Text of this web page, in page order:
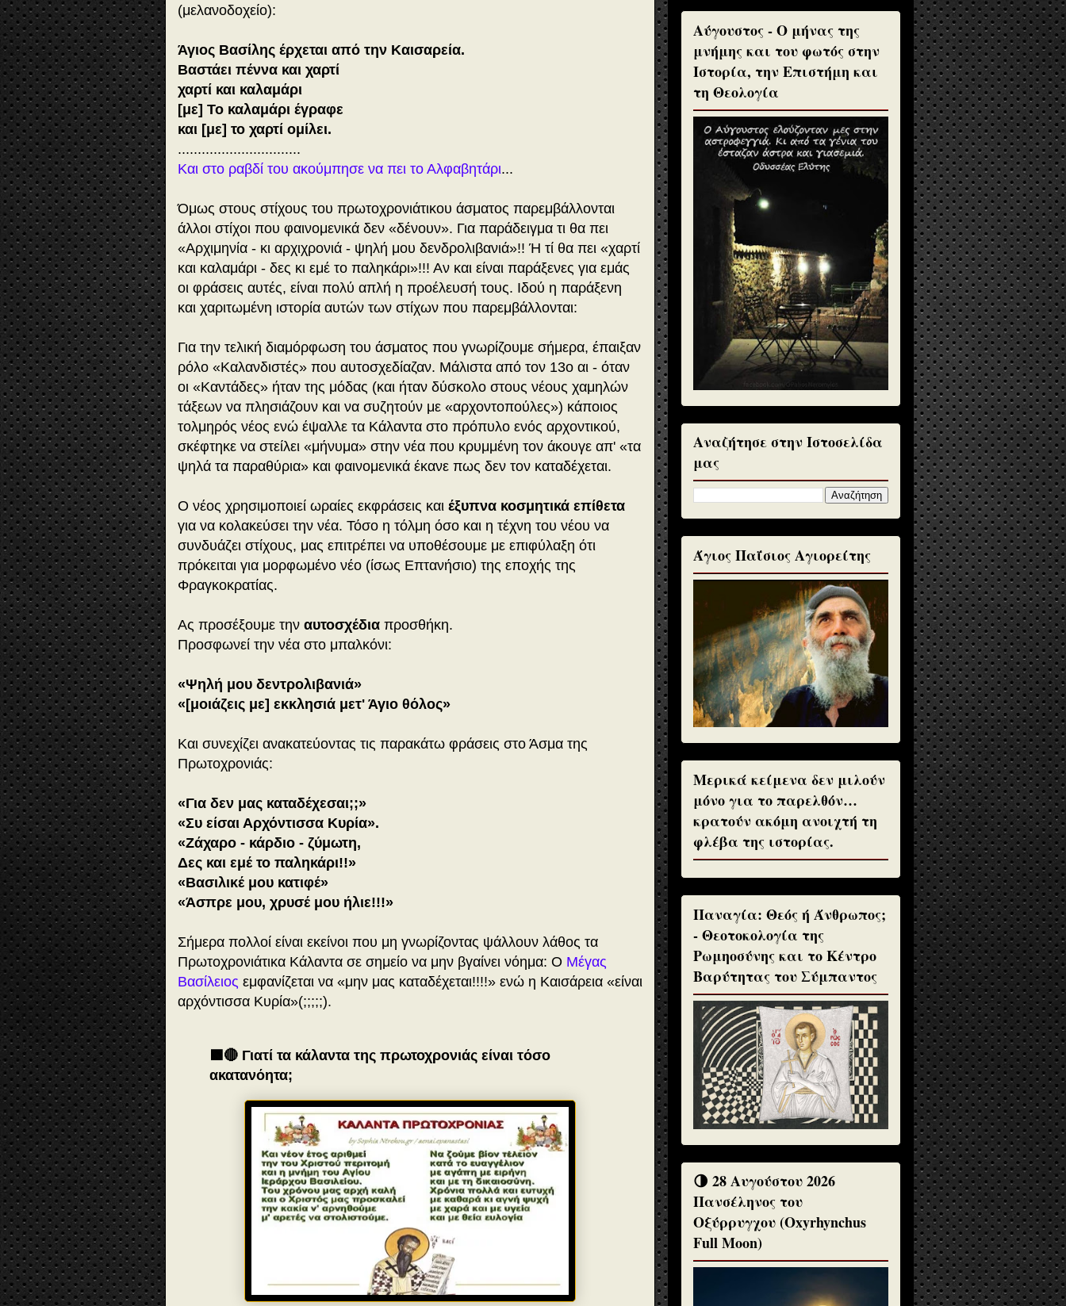
(μελανοδοχείο):
Άγιος Βασίλης έρχεται από την Καισαρεία.
Βαστάει πέννα και χαρτί
χαρτί και καλαμάρι
[με] Το καλαμάρι έγραφε
και [με] το χαρτί ομίλει.
...............................
Και στο ραβδί του ακούμπησε να πει το Αλφαβητάρι...
Όμως στους στίχους του πρωτοχρονιάτικου άσματος παρεμβάλλονται
άλλοι στίχοι που φαινομενικά δεν «δένουν». Για παράδειγμα τι θα πει
«Αρχιμηνία - κι αρχιχρονιά - ψηλή μου δενδρολιβανιά»!! Ή τί θα πει «χαρτί
και καλαμάρι - δες κι εμέ το παληκάρι»!!! Αν και είναι παράξενες για εμάς
οι φράσεις αυτές, είναι πολύ απλή η προέλευσή τους. Ιδού η παράξενη
και χαριτωμένη ιστορία αυτών των στίχων που παρεμβάλλονται:
Για την τελική διαμόρφωση του άσματος που γνωρίζουμε σήμερα, έπαιξαν
ρόλο «Καλανδιστές» που αυτοσχεδίαζαν. Μάλιστα από τον 13ο αι - όταν
οι «Καντάδες» ήταν της μόδας (και ήταν δύσκολο στους νέους χαμηλών
τάξεων να πλησιάζουν και να συζητούν με «αρχοντοπούλες») κάποιος
τολμηρός νέος ενώ έψαλλε τα Κάλαντα στο πρόπυλο ενός αρχοντικού,
σκέφτηκε να στείλει «μήνυμα» στην νέα που κρυμμένη τον άκουγε απ' «τα
ψηλά τα παραθύρια» και φαινομενικά έκανε πως δεν τον καταδέχεται.
Ο νέος χρησιμοποιεί ωραίες εκφράσεις και έξυπνα κοσμητικά επίθετα
για να κολακεύσει την νέα. Τόσο η τόλμη όσο και η τέχνη του νέου να
συνδυάζει στίχους, μας επιτρέπει να υποθέσουμε με επιφύλαξη ότι
πρόκειται για μορφωμένο νέο (ίσως Επτανήσιο) της εποχής της
Φραγκοκρατίας.
Ας προσέξουμε την αυτοσχέδια προσθήκη.
Προσφωνεί την νέα στο μπαλκόνι:
«Ψηλή μου δεντρολιβανιά»
«[μοιάζεις με] εκκλησιά μετ' Άγιο θόλος»
Και συνεχίζει ανακατεύοντας τις παρακάτω φράσεις στο Άσμα της
Πρωτοχρονιάς:
«Για δεν μας καταδέχεσαι;;»
«Συ είσαι Αρχόντισσα Κυρία».
«Ζάχαρο - κάρδιο - ζύμωτη,
Δες και εμέ το παληκάρι!!»
«Βασιλικέ μου κατιφέ»
«Άσπρε μου, χρυσέ μου ήλιε!!!»
Σήμερα πολλοί είναι εκείνοι που μη γνωρίζοντας ψάλλουν λάθος τα
Πρωτοχρονιάτικα Κάλαντα σε σημείο να μην βγαίνει νόημα: Ο Μέγας
Βασίλειος εμφανίζεται να «μην μας καταδέχεται!!!!» ενώ η Καισάρεια «είναι
αρχόντισσα Κυρία»(;;;;;).
🟩🔴 Γιατί τα κάλαντα της πρωτοχρονιάς είναι τόσο
ακατανόητα;
Αύγουστος - Ο μήνας της
μνήμης και του φωτός στην
Ιστορία, την Επιστήμη και
τη Θεολογία
Αναζήτησε στην Ιστοσελίδα
μας
Άγιος Παΐσιος Αγιορείτης
Μερικά κείμενα δεν μιλούν
μόνο για το παρελθόν…
κρατούν ακόμη ανοιχτή τη
φλέβα της ιστορίας.
Παναγία: Θεός ή Άνθρωπος;
- Θεοτοκολογία της
Ρωμηοσύνης και το Κέντρο
Βαρύτητας του Σύμπαντος
🌗 28 Αυγούστου 2026
Πανσέληνος του
Οξύρρυγχου (Oxyrhynchus
Full Moon)